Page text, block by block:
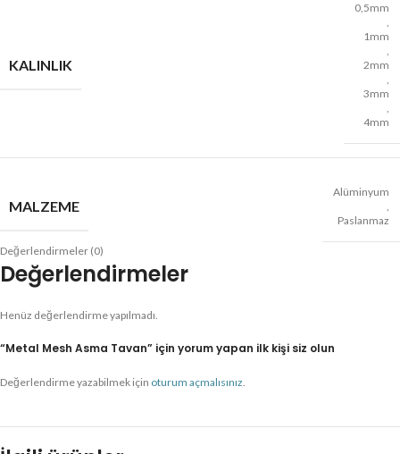
KALINLIK
0,5mm
,
1mm
,
2mm
,
3mm
,
4mm
MALZEME
Alüminyum
,
Paslanmaz
Değerlendirmeler (0)
Değerlendirmeler
Henüz değerlendirme yapılmadı.
“Metal Mesh Asma Tavan” için yorum yapan ilk kişi siz olun
Değerlendirme yazabilmek için oturum açmalısınız.